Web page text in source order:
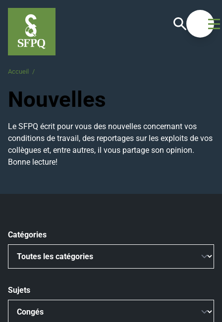
Recherche
Accueil /
Nouvelles
Le SFPQ écrit pour vous des nouvelles concernant vos
conditions de travail, des reportages sur les exploits de vos
collègues et, entre autres, il vous partage son opinion.
Bonne lecture!
Catégories
Sujets